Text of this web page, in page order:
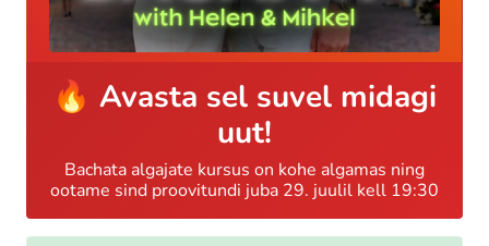
🔥 Avasta sel suvel midagi
uut!
Bachata algajate kursus on kohe algamas ning
ootame sind proovitundi juba 29. juulil kell 19:30